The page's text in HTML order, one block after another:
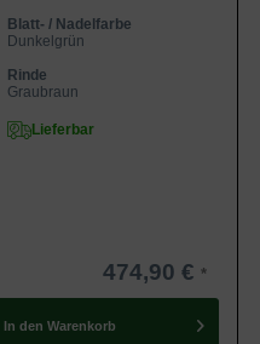
Blatt- / Nadelfarbe
Dunkelgrün
Rinde
Graubraun
Lieferbar
474,90 €
In den Warenkorb